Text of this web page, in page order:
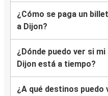
¿Cómo se paga un
a Dijon?
¿Dónde puedo ver si
Dijon está a tiempo?
¿A qué destinos puedo